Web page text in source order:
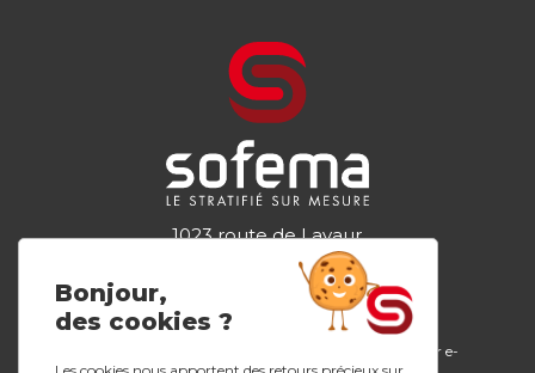
1023 route de Lavaur
81300 GRAULHET
05 63 34 44 98
stratifiés
Configurateur e-
design
Bonjour,
des cookies ?